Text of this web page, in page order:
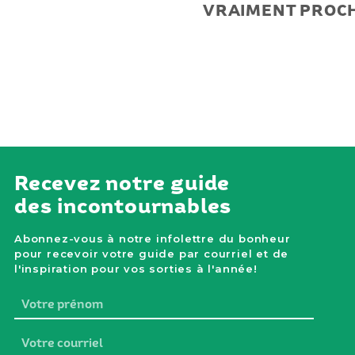
VRAIMENT
Recevez notre guide
des incontournables
Abonnez-vous à notre infolettre du bonheur
pour recevoir votre guide par courriel et de
l'inspiration pour vos sorties à l'année!
Votre
prénom
Votre